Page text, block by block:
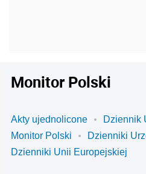
Monitor Polski
Akty ujednolicone
Dziennik
Monitor Polski
Dzienniki
Dzienniki Unii Europejskiej